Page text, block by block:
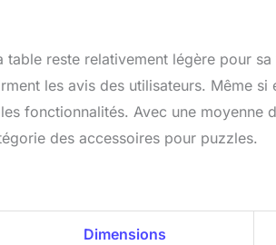
reste relativement légère pour
les avis des utilisateurs. Même
fonctionnalités. Avec une moyenne
des accessoires pour puzzles.
Dimensions